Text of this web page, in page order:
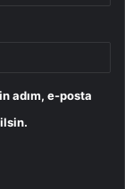
adım, e-posta